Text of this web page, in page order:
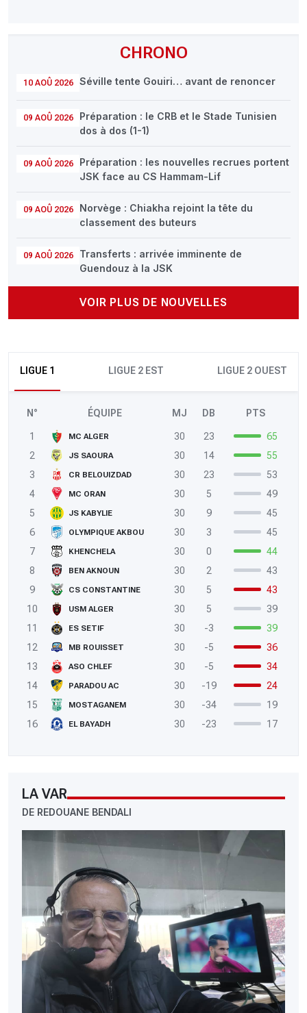
CHRONO
10 AOÛ 2026 Séville tente Gouiri… avant de renoncer
09 AOÛ 2026
Préparation : le CRB et le Stade Tunisien
dos à dos (1-1)
09 AOÛ 2026
Préparation : les nouvelles recrues portent
JSK face au CS Hammam-Lif
09 AOÛ 2026
Norvège : Chiakha rejoint la tête du
classement des buteurs
09 AOÛ 2026
Transferts : arrivée imminente de
Guendouz à la JSK
VOIR PLUS DE NOUVELLES
LIGUE 1 LIGUE 2 EST LIGUE 2 OUEST
N° ÉQUIPE MJ DB PTS
1 MC ALGER 30 23
65
2
JS SAOURA 30 14
55
3
CR BELOUIZDAD 30 23
53
4
MC ORAN 30 5
49
5
JS KABYLIE 30 9
45
6
OLYMPIQUE AKBOU 30 3
45
7
KHENCHELA 30 0
44
8
BEN AKNOUN 30 2
43
9
CS CONSTANTINE 30 5
43
10
USM ALGER 30 5
39
11
ES SETIF 30 -3
39
12
MB ROUISSET 30 -5
36
13
ASO CHLEF 30 -5
34
14
PARADOU AC 30 -19
24
15
MOSTAGANEM 30 -34
19
16
EL BAYADH 30 -23 17
LA VAR
DE REDOUANE BENDALI